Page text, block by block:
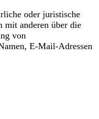
oder juristische
mit anderen über die
von
E-Mail-Adressen